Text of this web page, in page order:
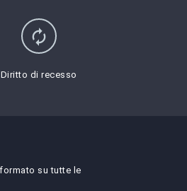
autorenew
Diritto di recesso
su tutte le